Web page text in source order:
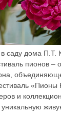
саду дома П.Т.
пионов –
«Пионы
и